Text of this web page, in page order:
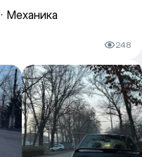
· Механика
248